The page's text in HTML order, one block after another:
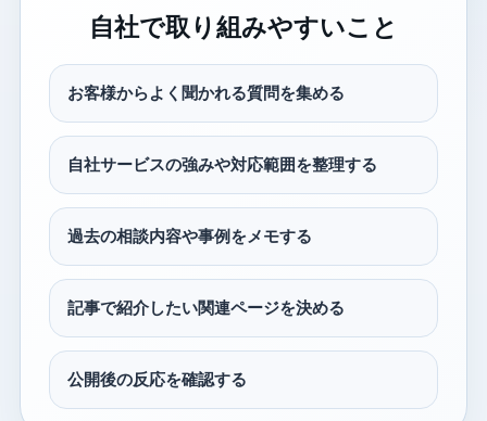
自社で取り組みやすいこと
お客様からよく聞かれる質問を集める
自社サービスの強みや対応範囲を整理する
過去の相談内容や事例をメモする
記事で紹介したい関連ページを決める
公開後の反応を確認する